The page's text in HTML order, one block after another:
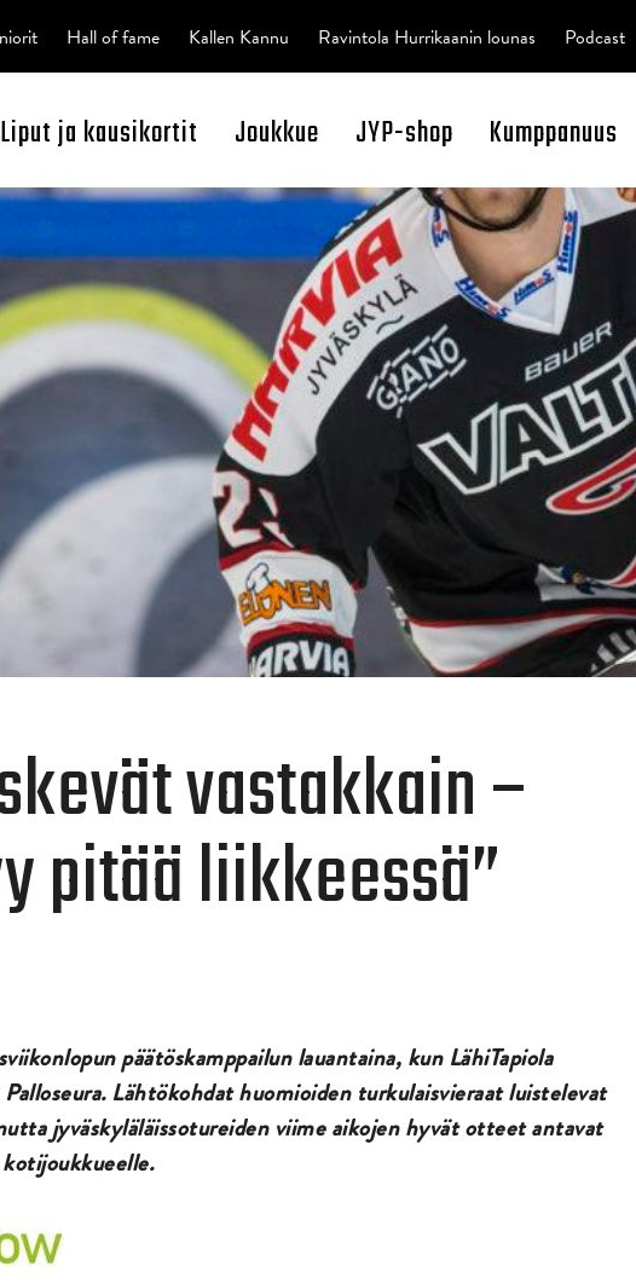
Liput ja kausikortit Joukkue JYP-shop Kumppanuus
Hall of fame Kallen Kannu Ravintola Hurrikaanin lounas Podcast
vastakkain –
pitää liikkeessä”
päätöskamppailun lauantaina, kun LähiTapiola
Lähtökohdat huomioiden turkulaisvieraat luistelevat
jyväskyläläissotureiden viime aikojen hyvät otteet antavat